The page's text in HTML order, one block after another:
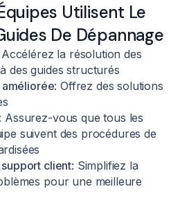
Utilisent Le
De Dépannage
Accélérez la résolution des
des guides structurés
: Offrez des solutions
Assurez-vous que tous les
suivent des procédures de
client: Simplifiez la
pour une meilleure